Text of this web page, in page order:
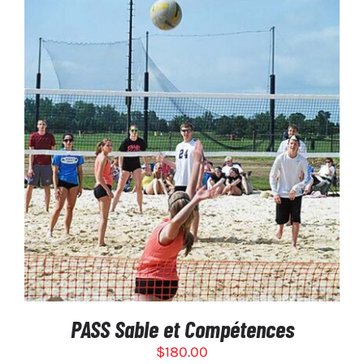
SÉLECTIONNEZ LES OPTIONS
/
DÉTAILS
PASS Sable et Compétences
$180.00